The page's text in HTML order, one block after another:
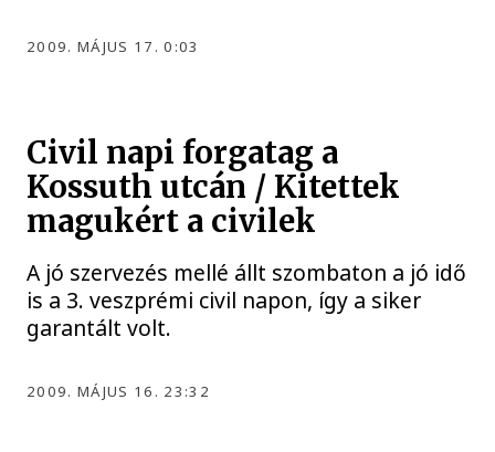
2009. MÁJUS 17. 0:03
Civil napi forgatag a
Kossuth utcán / Kitettek
magukért a civilek
A jó szervezés mellé állt szombaton a jó idő
is a 3. veszprémi civil napon, így a siker
garantált volt.
2009. MÁJUS 16. 23:32